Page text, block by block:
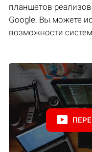
планшетов
Google. Вы можете
возможности